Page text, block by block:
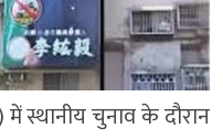
स्थानीय चुनाव के दौरान